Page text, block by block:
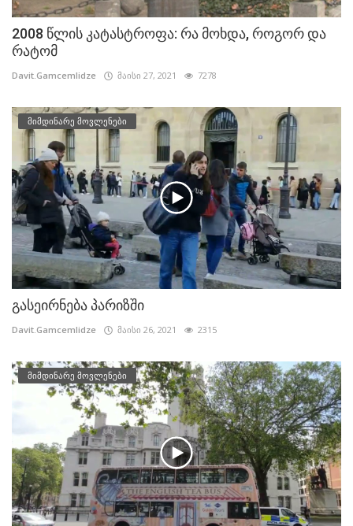
2008 წლის კატასტროფა: რა მოხდა, როგორ და
რატომ
Davit.Gamcemlidze მაისი 27, 2021 7278
მიმდინარე მოვლენები
გასეირნება პარიზში
Davit.Gamcemlidze მაისი 26, 2021 2315
მიმდინარე მოვლენები